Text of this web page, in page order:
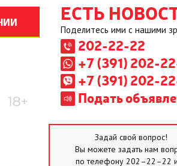
ЕСТЬ
Поделитесь ими с нашими
202-22-22
+7 (391) 202-
+7 (391) 202-
Подать
Задай свой вопрос!
Вы можете задать нам
по телефону 202–22–22